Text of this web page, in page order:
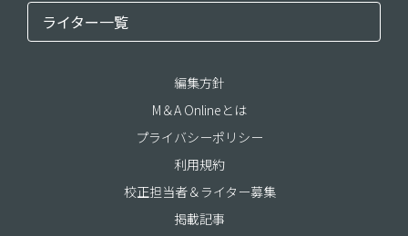
ライター一覧
編集方針
M＆A Onlineとは
プライバシーポリシー
利用規約
校正担当者＆ライター募集
掲載記事